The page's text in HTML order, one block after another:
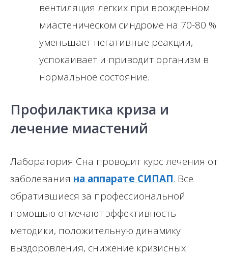
вентиляция легких при врожденном
миастеническом синдроме на 70-80 %
уменьшает негативные реакции,
успокаивает и приводит организм в
нормальное состояние.
Профилактика криза и
лечение миастений
Лаборатория Сна проводит курс лечения от
заболевания на аппарате СИПАП. Все
обратившиеся за профессиональной
помощью отмечают эффективность
методики, положительную динамику
выздоровления, снижение кризисных